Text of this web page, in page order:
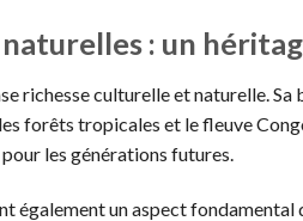
: un
richesse culturelle et naturelle. Sa
forêts tropicales et le fleuve
les générations futures.
également un aspect fondamental